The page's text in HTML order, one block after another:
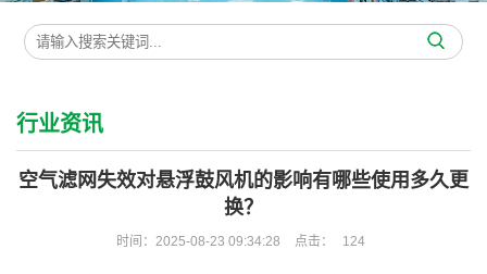
行业资讯
空气滤网失效对悬浮鼓风机的影响有哪些使用多久更
换？
时间：2025-08-23 09:34:28 点击： 124